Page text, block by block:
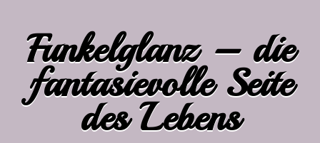
Funkelglanz – die
fantasievolle Seite
des Lebens